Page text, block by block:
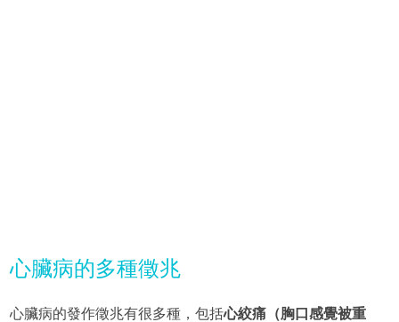
心臟病的多種徵兆
心臟病的發作徵兆有很多種，包括心絞痛（胸口感覺被重